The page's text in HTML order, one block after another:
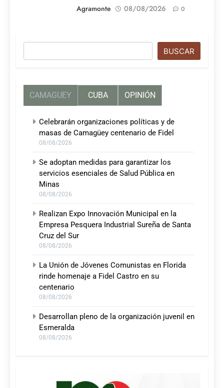
Agramonte
08/08/2026 0
BUSCAR
CAMAGUEY CUBA OPINIÓN
Celebrarán organizaciones políticas y de
masas de Camagüey centenario de Fidel
08/08/2026
Se adoptan medidas para garantizar los
servicios esenciales de Salud Pública en
Minas
08/08/2026
Realizan Expo Innovación Municipal en la
Empresa Pesquera Industrial Sureña de Santa
Cruz del Sur
08/08/2026
La Unión de Jóvenes Comunistas en Florida
rinde homenaje a Fidel Castro en su
centenario
08/08/2026
Desarrollan pleno de la organización juvenil en
Esmeralda
08/08/2026